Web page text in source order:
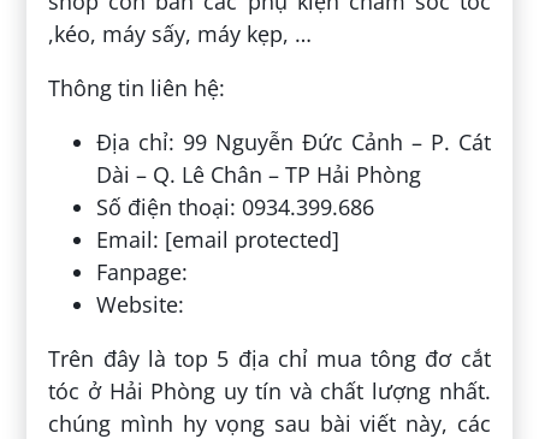
,kéo, máy sấy, máy kẹp, …
Thông tin liên hệ:
Địa chỉ: 99 Nguyễn Đức Cảnh – P. Cát
Dài – Q. Lê Chân – TP Hải Phòng
Số điện thoại: 0934.399.686
Email: [email protected]
Fanpage:
Website:
Trên đây là top 5 địa chỉ mua tông đơ cắt
tóc ở Hải Phòng uy tín và chất lượng nhất.
chúng mình hy vọng sau bài viết này, các